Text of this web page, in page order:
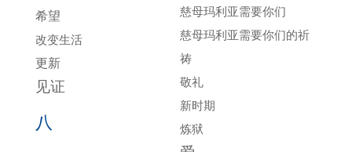
希望
改变生活
更新
见证
八
慈母玛利亚需要你们
慈母玛利亚需要你们的祈
祷
敬礼
新时期
炼狱